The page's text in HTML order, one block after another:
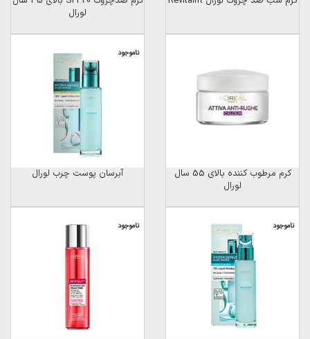
لورال
کرم مرطوب کننده بالای 55 سال
لورال
ناموجود
آبرسان پوست چرب لورال
ناموجود ناموجود